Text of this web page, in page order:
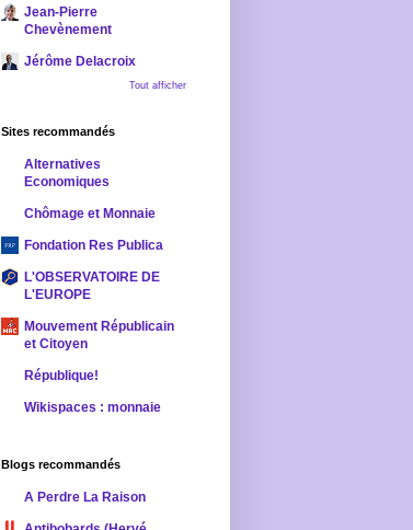
Jean-Pierre
Chevènement
Jérôme Delacroix
Tout afficher
Sites recommandés
Alternatives
Economiques
Chômage et Monnaie
Fondation Res Publica
L'OBSERVATOIRE DE
L'EUROPE
Mouvement Républicain
et Citoyen
République!
Wikispaces : monnaie
Blogs recommandés
A Perdre La Raison